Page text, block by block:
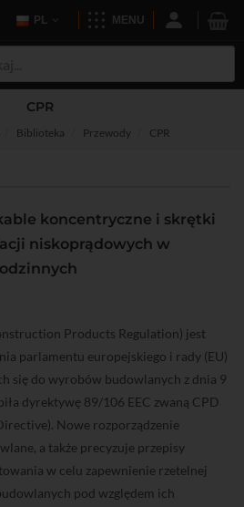
PL MENU
CPR
Biblioteka Przewody CPR
koncentryczne i skrętki
niskoprądowych w
Products Regulation) jest
parlamentu europejskiego i rady (EU)
się do wyrobów budowlanych z dnia 9
dyrektywę 89/106 EEC zwaną CPD
Nowe rozporządzenie
a także precyzuje przepisy
w celu zapewnienie rzetelnej
pod względem ich